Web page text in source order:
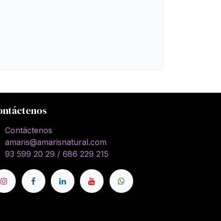
Contáctenos
amaris@amarisnatural.com
93 599 20 29 / 686 229 215